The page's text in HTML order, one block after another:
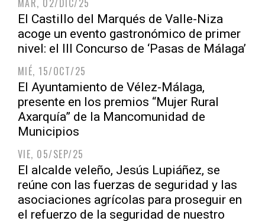
MAR, 02/DIC/25
El Castillo del Marqués de Valle-Niza
acoge un evento gastronómico de primer
nivel: el III Concurso de ‘Pasas de Málaga’
MIÉ, 15/OCT/25
El Ayuntamiento de Vélez-Málaga,
presente en los premios “Mujer Rural
Axarquía” de la Mancomunidad de
Municipios
VIE, 05/SEP/25
El alcalde veleño, Jesús Lupiáñez, se
reúne con las fuerzas de seguridad y las
asociaciones agrícolas para proseguir en
el refuerzo de la seguridad de nuestro